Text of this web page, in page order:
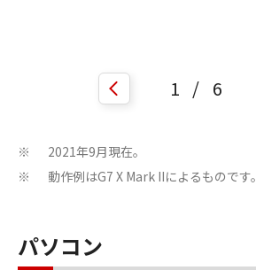
1 / 6
※ 2021年9月現在。
※ 動作例はG7 X Mark IIによるものです。
パソコン